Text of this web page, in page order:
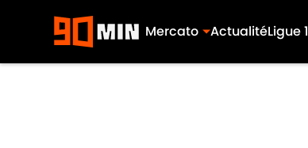
Mercato ActualitéLigue 1